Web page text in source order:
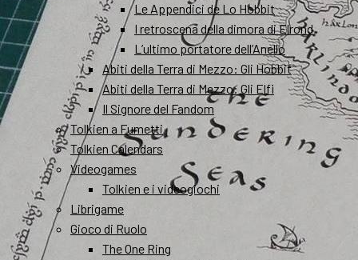
Le Appendici de Lo Hobbit
I retroscena della dimora di Elrond
L’ultimo portatore dell’Anello
Abiti della Terra di Mezzo: Gli Hobbit
Abiti della Terra di Mezzo: Gli Elfi
Il Signore del Fandom
Tolkien a Fumetti
Tolkien Calendars
Videogames
Tolkien e i videogiochi
Librigame
Gioco di Ruolo
The One Ring